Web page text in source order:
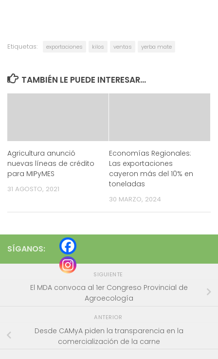
Etiquetas: exportaciones kilos ventas yerba mate
TAMBIÉN LE PUEDE INTERESAR...
Agricultura anunció
nuevas líneas de crédito
para MIPyMES
31 AGOSTO, 2021
Economías Regionales:
Las exportaciones
cayeron más del 10% en
toneladas
30 MARZO, 2024
SÍGANOS:
SIGUIENTE
El MDA convoca al 1er Congreso Provincial de
Agroecología
ANTERIOR
Desde CAMyA piden la transparencia en la
comercialización de la carne